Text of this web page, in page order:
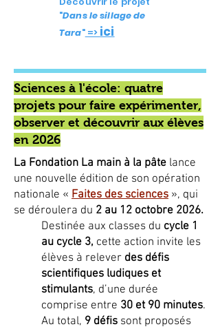
"Dans le sillage de
Tara"=> ici
Sciences à l'école: quatre
projets pour faire expérimenter,
observer et découvrir aux élèves
en 2026
La Fondation La main à la pâte lance
une nouvelle édition de son opération
nationale « Faites des sciences », qui
se déroulera du 2 au 12 octobre 2026.
Destinée aux classes du cycle 1
au cycle 3, cette action invite les
élèves à relever des défis
scientifiques ludiques et
stimulants, d’une durée
comprise entre 30 et 90 minutes.
Au total, 9 défis sont proposés